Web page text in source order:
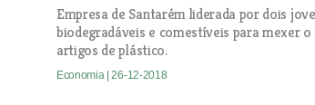
Empresa de Santarém liderada por dois
biodegradáveis e comestíveis para mexer
artigos de plástico.
Economia | 26-12-2018